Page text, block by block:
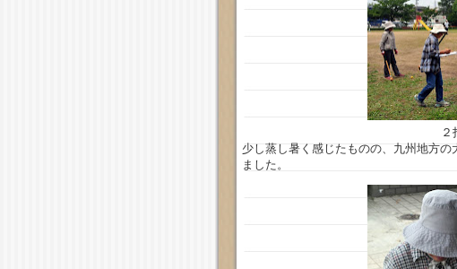
少し蒸し暑く感じたものの、九州地方
ました。